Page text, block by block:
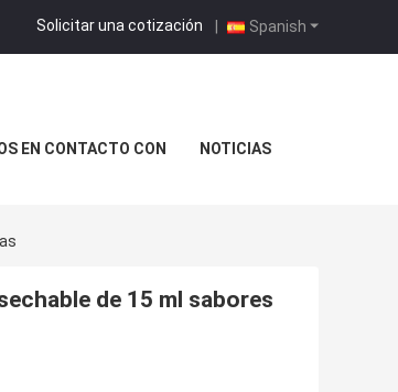
Spanish
Solicitar una cotización |
EN CONTACTO CON NOTICIAS
de 15 ml sabores